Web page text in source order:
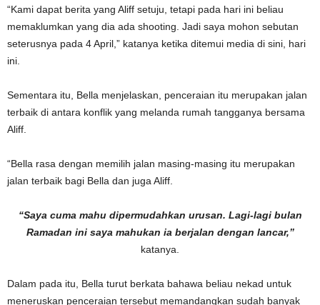
“Kami dapat berita yang Aliff setuju, tetapi pada hari ini beliau
memaklumkan yang dia ada shooting. Jadi saya mohon sebutan
seterusnya pada 4 April,” katanya ketika ditemui media di sini, hari
ini.
Sementara itu, Bella menjelaskan, penceraian itu merupakan jalan
terbaik di antara konflik yang melanda rumah tangganya bersama
Aliff.
“Bella rasa dengan memilih jalan masing-masing itu merupakan
jalan terbaik bagi Bella dan juga Aliff.
“Saya cuma mahu dipermudahkan urusan. Lagi-lagi bulan
Ramadan ini saya mahukan ia berjalan dengan lancar,”
katanya.
Dalam pada itu, Bella turut berkata bahawa beliau nekad untuk
meneruskan penceraian tersebut memandangkan sudah banyak